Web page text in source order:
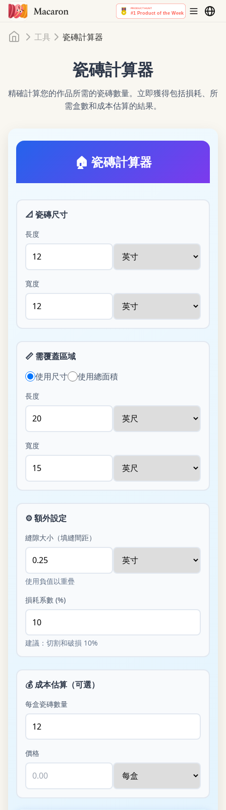
首頁工具 瓷磚計算器
瓷磚計算器
精確計算您的作品所需的瓷磚數量。立即獲得包括損耗、所
需盒數和成本估算的結果。
🏠 瓷磚計算器
📐 瓷磚尺寸
長度
寬度
📏 需覆蓋區域
使用尺寸
使用總面積
長度
寬度
⚙️額外設定
縫隙大小（填縫間距）
使用負值以重疊
損耗系數 (%)
建議：切割和破損 10%
💰 成本估算（可選）
每盒瓷磚數量
價格